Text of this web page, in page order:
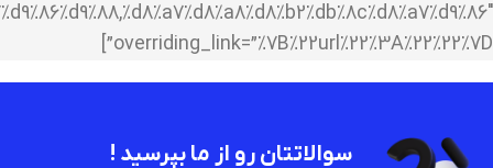
overriding_link=”%7B%22url%22%3A%22%22%7D”]
سوالاتتان رو از ما بپرسید !